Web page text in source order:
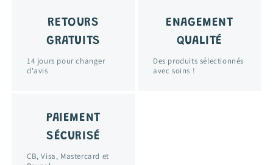
RETOURS
GRATUITS
14 jours pour changer
d'avis
ENAGEMENT
QUALITÉ
Des produits sélectionnés
avec soins !
PAIEMENT
SÉCURISÉ
CB, Visa, Mastercard et